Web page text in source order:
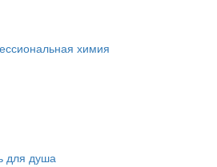
химия
для душа